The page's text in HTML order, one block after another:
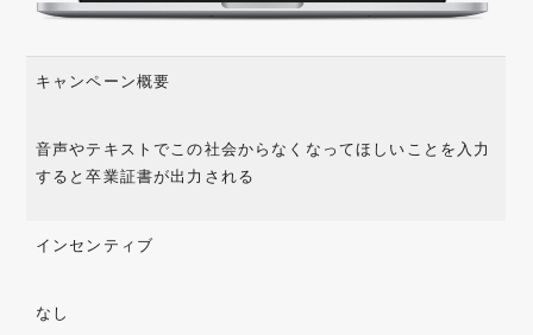
キャンペーン概要
音声やテキストでこの社会からなくなってほしいことを入力
すると卒業証書が出力される
インセンティブ
なし